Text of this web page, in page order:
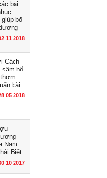
bài
giúp bổ
11 2018
Cách
sâm bố
bài
05 2018
Nam
Biết
10 2017